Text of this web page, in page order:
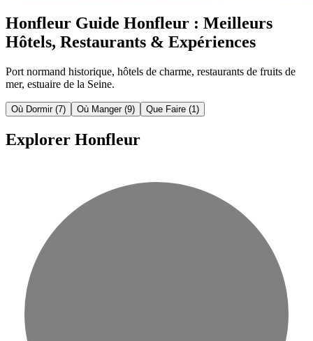
Honfleur Guide Honfleur : Meilleurs
Hôtels, Restaurants & Expériences
Port normand historique, hôtels de charme, restaurants de fruits de
mer, estuaire de la Seine.
Où Dormir (7) Où Manger (9) Que Faire (1)
Explorer Honfleur